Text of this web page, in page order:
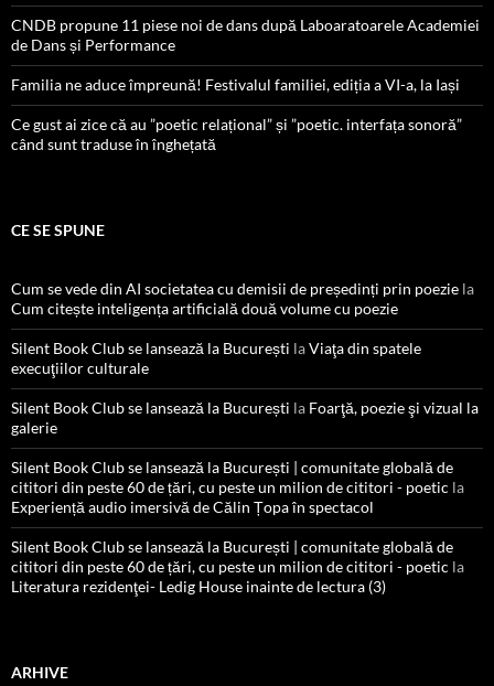
CNDB propune 11 piese noi de dans după Laboaratoarele Academiei
de Dans și Performance
Familia ne aduce împreună! Festivalul familiei, ediția a VI-a, la Iași
Ce gust ai zice că au ”poetic relațional” și ”poetic. interfața sonoră”
când sunt traduse în înghețată
CE SE SPUNE
Cum se vede din AI societatea cu demisii de președinți prin poezie la
Cum citește inteligența artificială două volume cu poezie
Silent Book Club se lansează la București laViaţa din spatele
execuţiilor culturale
Silent Book Club se lansează la București la Foarţă, poezie şi vizual la
galerie
Silent Book Club se lansează la București | comunitate globală de
cititori din peste 60 de țări, cu peste un milion de cititori - poetic la
Experiență audio imersivă de Călin Țopa în spectacol
Silent Book Club se lansează la București | comunitate globală de
cititori din peste 60 de țări, cu peste un milion de cititori - poetic la
Literatura rezidenţei- Ledig House inainte de lectura (3)
ARHIVE